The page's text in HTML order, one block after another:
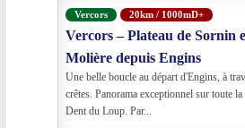
Vercors 20km / 1000mD+
Vercors – Plateau de Sornin
Molière depuis Engins
Une belle boucle au départ d'Engins, à
crêtes. Panorama exceptionnel sur toute
Dent du Loup. Par...